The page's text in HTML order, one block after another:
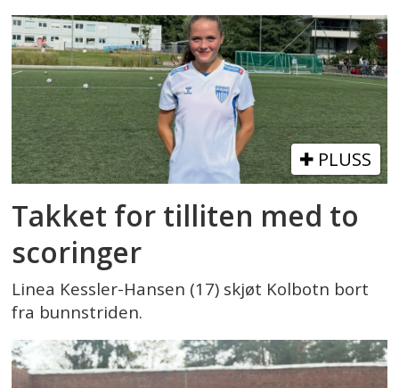
PLUSS
Takket for tilliten med to
scoringer
Linea Kessler-Hansen (17) skjøt Kolbotn bort
fra bunnstriden.